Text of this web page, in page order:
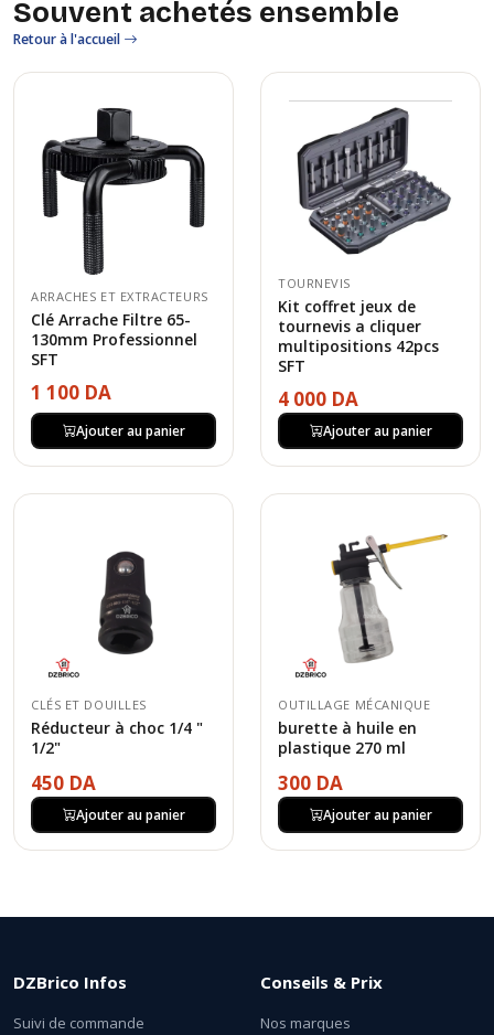
Souvent achetés ensemble
Retour à l'accueil
ARRACHES ET EXTRACTEURS
Clé Arrache Filtre 65-
130mm Professionnel
SFT
1 100 DA
Ajouter au panier
TOURNEVIS
Kit coffret jeux de
tournevis a cliquer
multipositions 42pcs
SFT
4 000 DA
Ajouter au panier
CLÉS ET DOUILLES
Réducteur à choc 1/4 "
1/2"
450 DA
Ajouter au panier
OUTILLAGE MÉCANIQUE
burette à huile en
plastique 270 ml
300 DA
Ajouter au panier
DZBrico Infos
Suivi de commande
Conseils & Prix
Nos marques